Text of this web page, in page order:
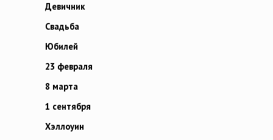
Девичник
Свадьба
Юбилей
23 февраля
8 марта
1 сентября
Хэллоуин